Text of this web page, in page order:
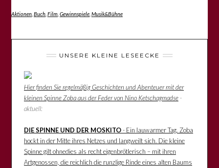
Aktionen Buch Film Gewinnspiele Musik&Bühne
UNSERE KLEINE LESEECKE
Hier finden Sie regelmäßig Geschichten und Abenteuer mit der
kleinen Spinne Zoba aus der Feder von Nino Ketschagmadse-
aktuell:
DIE SPINNE UND DER MOSKITO- Ein lauwarmer Tag. Zoba
hockt in der Mitte ihres Netzes und langweilt sich. Die kleine
Spinne gilt ohnedies als recht eigenbrötlerisch – mit ihren
Artgenossen, die reichlich die runzlige Rinde eines alten Baums